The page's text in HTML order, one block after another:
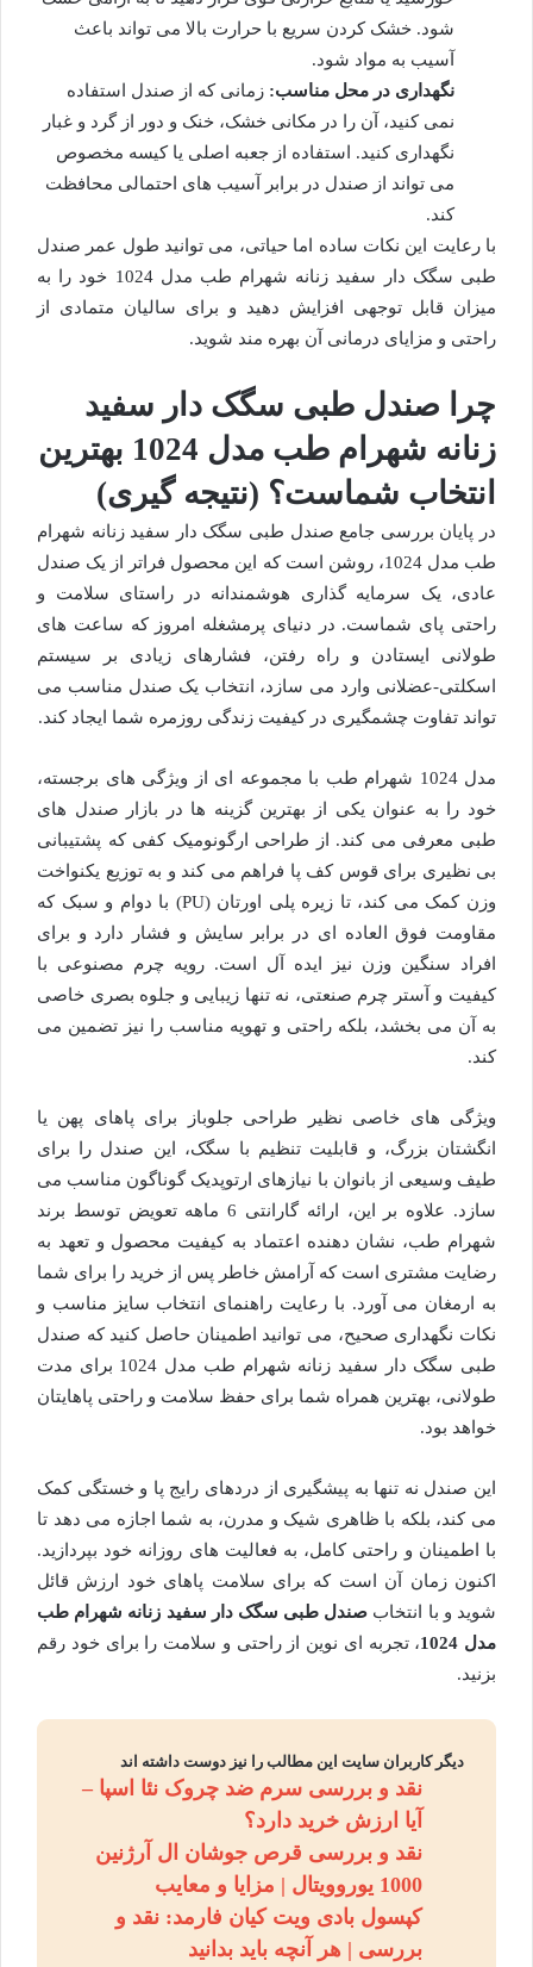
شود. خشک کردن سریع با حرارت بالا می تواند باعث
آسیب به مواد شود.
نگهداری در محل مناسب: زمانی که از صندل استفاده
نمی کنید، آن را در مکانی خشک، خنک و دور از گرد و غبار
نگهداری کنید. استفاده از جعبه اصلی یا کیسه مخصوص
می تواند از صندل در برابر آسیب های احتمالی محافظت
کند.
با رعایت این نکات ساده اما حیاتی، می توانید طول عمر صندل
طبی سگک دار سفید زنانه شهرام طب مدل 1024 خود را به
میزان قابل توجهی افزایش دهید و برای سالیان متمادی از
راحتی و مزایای درمانی آن بهره مند شوید.
چرا صندل طبی سگک دار سفید
زنانه شهرام طب مدل 1024 بهترین
انتخاب شماست؟ (نتیجه گیری)
در پایان بررسی جامع صندل طبی سگک دار سفید زنانه شهرام
طب مدل 1024، روشن است که این محصول فراتر از یک صندل
عادی، یک سرمایه گذاری هوشمندانه در راستای سلامت و
راحتی پای شماست. در دنیای پرمشغله امروز که ساعت های
طولانی ایستادن و راه رفتن، فشارهای زیادی بر سیستم
اسکلتی-عضلانی وارد می سازد، انتخاب یک صندل مناسب می
تواند تفاوت چشمگیری در کیفیت زندگی روزمره شما ایجاد کند.
مدل 1024 شهرام طب با مجموعه ای از ویژگی های برجسته،
خود را به عنوان یکی از بهترین گزینه ها در بازار صندل های
طبی معرفی می کند. از طراحی ارگونومیک کفی که پشتیبانی
بی نظیری برای قوس کف پا فراهم می کند و به توزیع یکنواخت
وزن کمک می کند، تا زیره پلی اورتان (PU) با دوام و سبک که
مقاومت فوق العاده ای در برابر سایش و فشار دارد و برای
افراد سنگین وزن نیز ایده آل است. رویه چرم مصنوعی با
کیفیت و آستر چرم صنعتی، نه تنها زیبایی و جلوه بصری خاصی
به آن می بخشد، بلکه راحتی و تهویه مناسب را نیز تضمین می
کند.
ویژگی های خاصی نظیر طراحی جلوباز برای پاهای پهن یا
انگشتان بزرگ، و قابلیت تنظیم با سگک، این صندل را برای
طیف وسیعی از بانوان با نیازهای ارتوپدیک گوناگون مناسب می
سازد. علاوه بر این، ارائه گارانتی 6 ماهه تعویض توسط برند
شهرام طب، نشان دهنده اعتماد به کیفیت محصول و تعهد به
رضایت مشتری است که آرامش خاطر پس از خرید را برای شما
به ارمغان می آورد. با رعایت راهنمای انتخاب سایز مناسب و
نکات نگهداری صحیح، می توانید اطمینان حاصل کنید که صندل
طبی سگک دار سفید زنانه شهرام طب مدل 1024 برای مدت
طولانی، بهترین همراه شما برای حفظ سلامت و راحتی پاهایتان
خواهد بود.
این صندل نه تنها به پیشگیری از دردهای رایج پا و خستگی کمک
می کند، بلکه با ظاهری شیک و مدرن، به شما اجازه می دهد تا
با اطمینان و راحتی کامل، به فعالیت های روزانه خود بپردازید.
اکنون زمان آن است که برای سلامت پاهای خود ارزش قائل
شوید و با انتخاب صندل طبی سگک دار سفید زنانه شهرام طب
مدل 1024
، تجربه ای نوین از راحتی و سلامت را برای خود رقم
بزنید.
دیگر کاربران سایت این مطالب را نیز دوست داشته اند
نقد و بررسی سرم ضد چروک نئا اسپا –
آیا ارزش خرید دارد؟
نقد و بررسی قرص جوشان ال آرژنین
1000 یوروویتال | مزایا و معایب
کپسول بادی ویت کیان فارمد: نقد و
بررسی | هر آنچه باید بدانید